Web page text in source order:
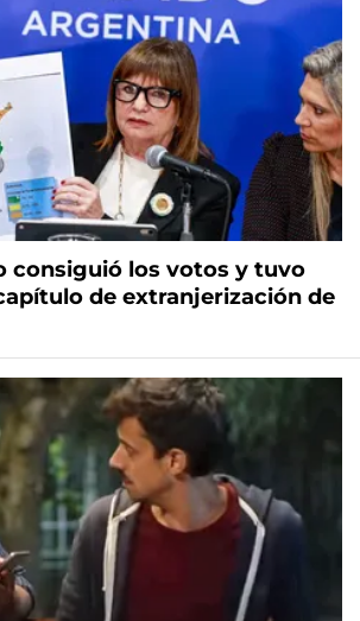
consiguió los votos y tuvo
de extranjerización de